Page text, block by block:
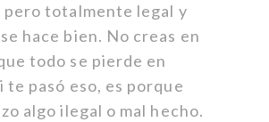
pero totalmente legal y
hace bien. No creas en
todo se pierde en
te pasó eso, es porque
algo ilegal o mal hecho.